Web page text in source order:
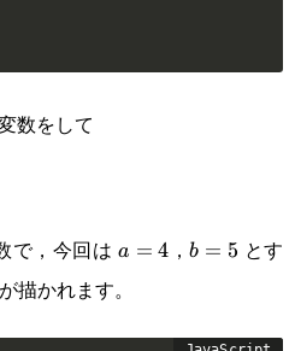
数をして
で，今回は a=4
a = 4 ，b=5
b = 5 とす
描かれます。